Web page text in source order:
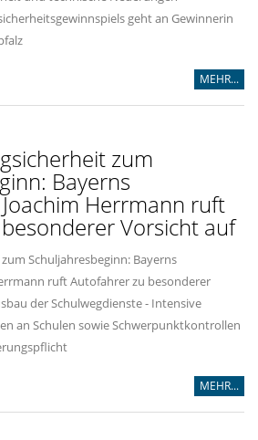
geht an Gewinnerin
MEHR...
zum
Bayerns
Herrmann ruft
Vorsicht auf
Schuljahresbeginn: Bayerns
ruft Autofahrer zu besonderer
der Schulwegdienste - Intensive
an Schulen sowie Schwerpunktkontrollen
MEHR...